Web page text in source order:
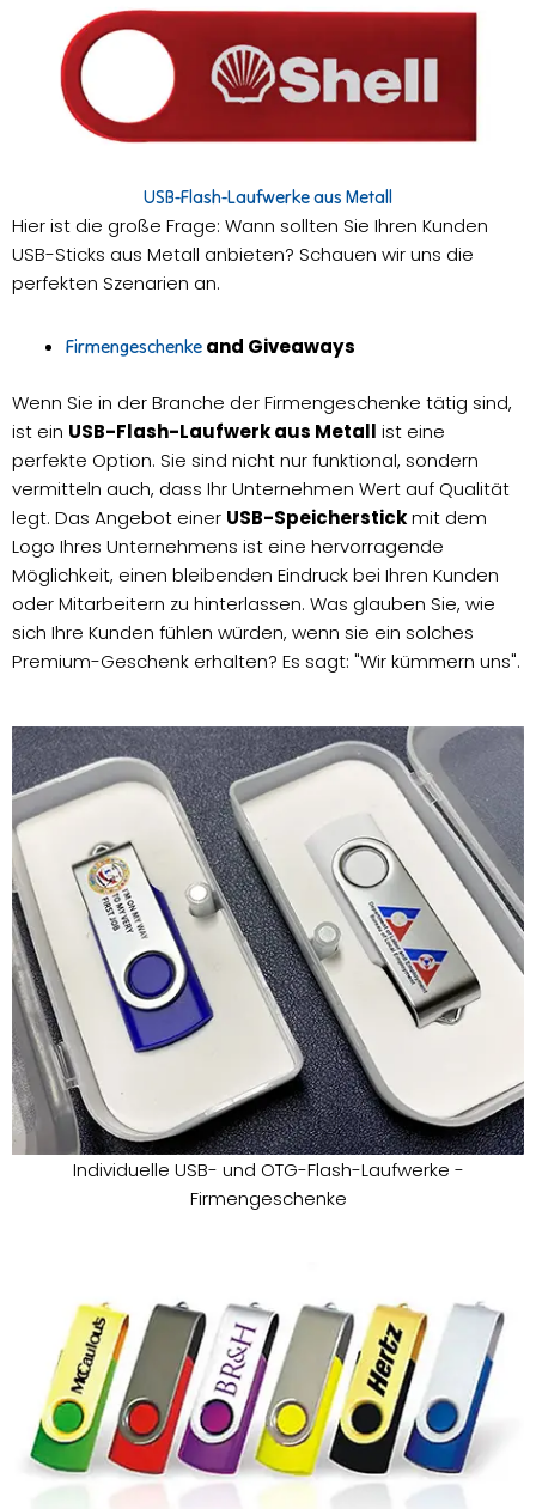
USB-Flash-Laufwerke aus Metall
Hier ist die große Frage: Wann sollten Sie Ihren Kunden
USB-Sticks aus Metall anbieten? Schauen wir uns die
perfekten Szenarien an.
Firmengeschenke and Giveaways
Wenn Sie in der Branche der Firmengeschenke tätig sind,
ist ein USB-Flash-Laufwerk aus Metall ist eine
perfekte Option. Sie sind nicht nur funktional, sondern
vermitteln auch, dass Ihr Unternehmen Wert auf Qualität
legt. Das Angebot einer USB-Speicherstickmit dem
Logo Ihres Unternehmens ist eine hervorragende
Möglichkeit, einen bleibenden Eindruck bei Ihren Kunden
oder Mitarbeitern zu hinterlassen. Was glauben Sie, wie
sich Ihre Kunden fühlen würden, wenn sie ein solches
Premium-Geschenk erhalten? Es sagt: "Wir kümmern uns".
Individuelle USB- und OTG-Flash-Laufwerke -
Firmengeschenke